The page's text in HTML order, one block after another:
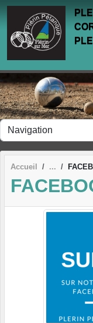
Accueil
Panneau de gestion